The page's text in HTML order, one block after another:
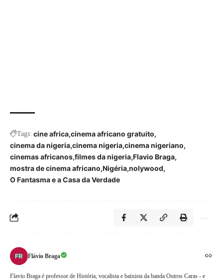
Tags: cine africa cinema africano gratuito
cinema da nigeria cinema nigeria cinema nigeriano
cinemas africanos filmes da nigeria Flavio Braga
mostra de cinema africano Nigéria nolywood
O Fantasma e a Casa da Verdade
Flávio Braga
Flavio Braga é professor de História, vocalista e baixista da banda Outros Caras - e